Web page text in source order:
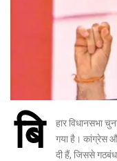
बि
हार विधानसभा
गया है। कांग्रेस
दी हैं, जिससे